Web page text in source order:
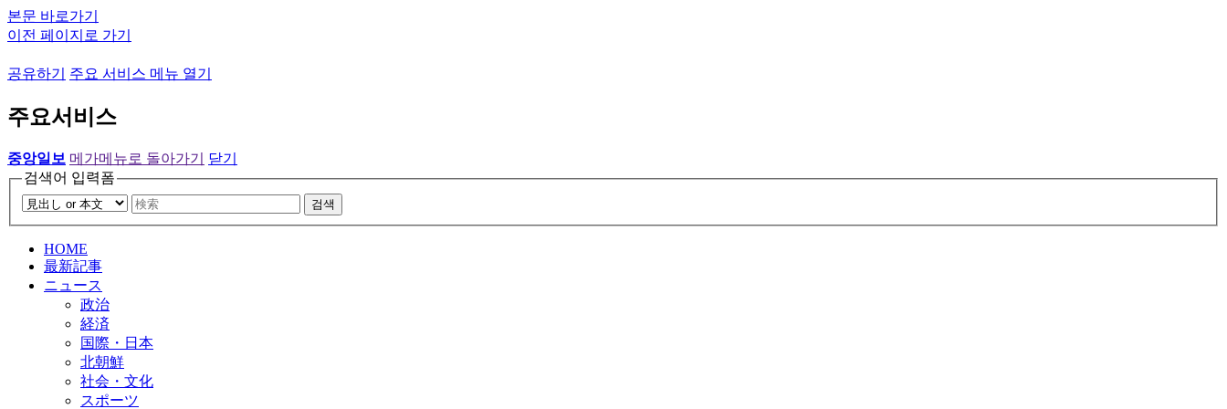
본문 바로가기
이전 페이지로 가기
공유하기 주요 서비스 메뉴 열기
주요서비스
중앙일보 메가메뉴로 돌아가기
닫기
검색어 입력폼
검색
HOME
最新記事
ニュース
政治
経済
国際・日本
北朝鮮
社会・文化
スポーツ